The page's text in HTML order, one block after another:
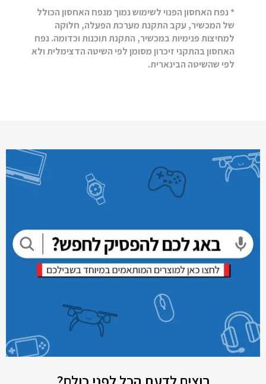
* נפח האחסון הפנוי לשימוש נמוך מנפח האחסון הכולל
של המכשיר, עקב התקנת מערכת הפעלה, חלוקה
למחיצות פנימיות במכשיר, התקנת תוכנות וכדומה. נפח
האחסון בהתקני זיכרון מסומן לפי השיטה הדצימלית ולא
לפי שהשיטה הבינארית.